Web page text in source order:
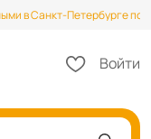
в Санкт-Петербурге по
Войти